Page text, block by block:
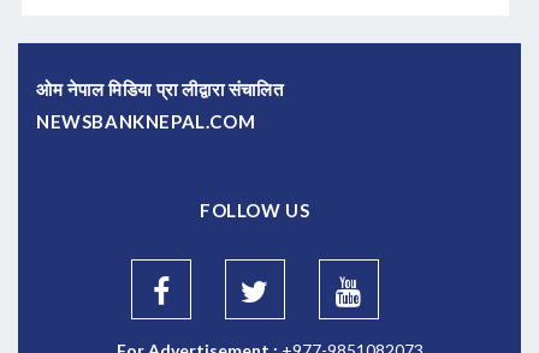
ओम नेपाल मिडिया प्रा लीद्वारा संचालित
NEWSBANKNEPAL.COM
FOLLOW US